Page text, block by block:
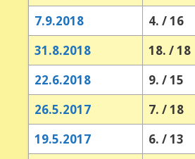
7.9.2018
4. / 16
31.8.2018
18. / 18
22.6.2018
9. / 15
26.5.2017
7. / 18
19.5.2017
6. / 13